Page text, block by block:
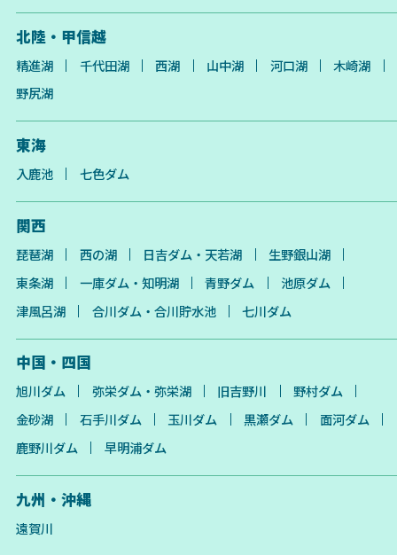
北陸・甲信越
精進湖 千代田湖 西湖 山中湖 河口湖
木崎湖
野尻湖
東海
入鹿池 七色ダム
関西
琵琶湖 西の湖 日吉ダム・天若湖
生野銀山湖
東条湖
一庫ダム・知明湖 青野ダム
池原ダム
津風呂湖
合川ダム・合川貯水池 七川ダム
中国・四国
旭川ダム 弥栄ダム・弥栄湖 旧吉野川
野村ダム
金砂湖
石手川ダム 玉川ダム 黒瀬ダム
面河ダム
鹿野川ダム
早明浦ダム
九州・沖縄
遠賀川